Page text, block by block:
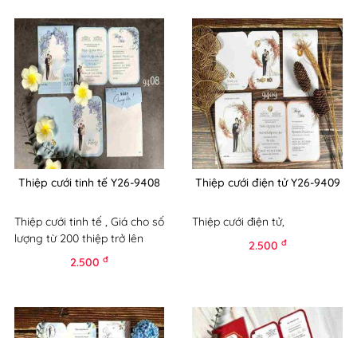
Thiệp cưới tinh tế Y26-9408
Thiệp cưới tinh tế , Giá cho số
lượng từ 200 thiệp trở lên
2.500đ
Thiệp cưới điện tử Y26-9409
Thiệp cưới điện tử,
2.500đ